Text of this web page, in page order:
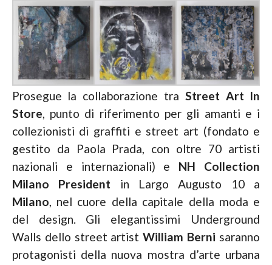
Prosegue la collaborazione tra Street Art In
Store, punto di riferimento per gli amanti e i
collezionisti di graffiti e street art (fondato e
gestito da Paola Prada, con oltre 70 artisti
nazionali e internazionali) e NH Collection
Milano President in Largo Augusto 10 a
Milano, nel cuore della capitale della moda e
del design. Gli elegantissimi Underground
Walls dello street artistWilliam Berni saranno
protagonisti della nuova mostra d’arte urbana